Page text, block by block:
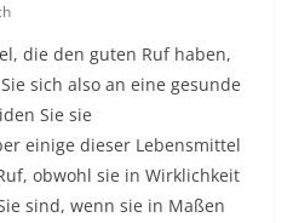
die den guten Ruf haben,
sich also an eine gesunde
Sie sie
einige dieser Lebensmittel
obwohl sie in Wirklichkeit
sind, wenn sie in Maßen